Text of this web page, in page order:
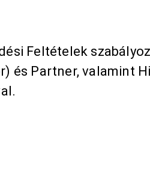
Feltételek
és Partner, valamint